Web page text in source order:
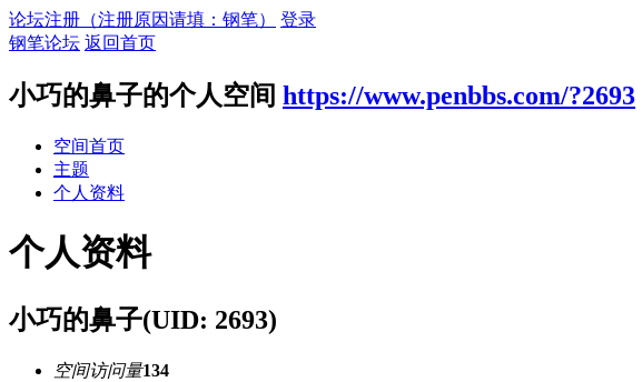
论坛注册（注册原因请填：钢笔）
登录
钢笔论坛 返回首页
小巧的鼻子的个人空间 https://www.penbbs.com/?2693
空间首页
主题
个人资料
个人资料
小巧的鼻子(UID: 2693)
空间访问量134